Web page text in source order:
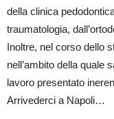
della clinica
traumatologia,
Inoltre, nel corso dello
nell’ambito della quale
lavoro presentato
Arrivederci a Napoli…